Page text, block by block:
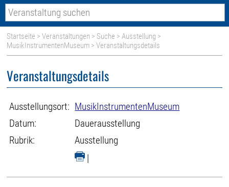
Startseite >Veranstaltungen > Suche >Ausstellung >
MusikInstrumentenMuseum > Veranstaltungsdetails
Veranstaltungsdetails
Ausstellungsort: MusikInstrumentenMuseum
Datum:
Dauerausstellung
Rubrik:
Ausstellung
|